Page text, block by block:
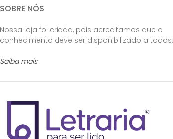
SOBRE NÓS
Nossa loja foi criada, pois acreditamos que o
conhecimento deve ser disponibilizado a todos.
Saiba mais